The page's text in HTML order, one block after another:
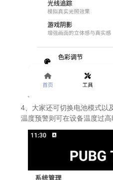
4、大家还可切换电池模式以
温度预警则可在设备温度过高